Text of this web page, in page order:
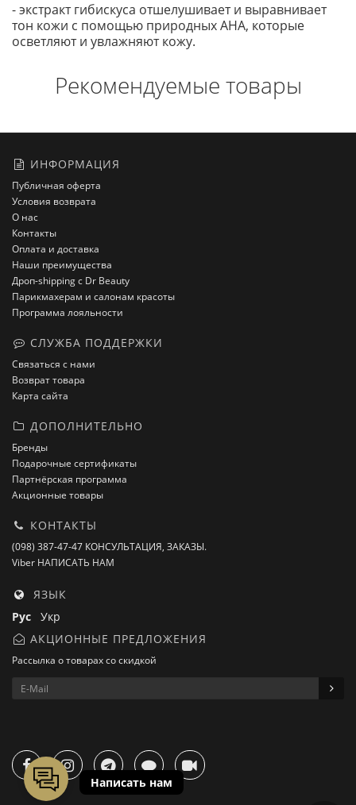
- экстракт гибискуса отшелушивает и выравнивает
тон кожи с помощью природных AHA, которые
осветляют и увлажняют кожу.
Рекомендуемые товары
ИНФОРМАЦИЯ
Публичная оферта
Условия возврата
О нас
Контакты
Оплата и доставка
Наши преимущества
Дроп-shipping с Dr Beauty
Парикмахерам и салонам красоты
Программа лояльности
СЛУЖБА ПОДДЕРЖКИ
Связаться с нами
Возврат товара
Карта сайта
ДОПОЛНИТЕЛЬНО
Бренды
Подарочные сертификаты
Партнёрская программа
Акционные товары
КОНТАКТЫ
(098) 387-47-47 КОНСУЛЬТАЦИЯ, ЗАКАЗЫ.
Viber НАПИСАТЬ НАМ
ЯЗЫК
Рус Укр
АКЦИОННЫЕ ПРЕДЛОЖЕНИЯ
Рассылка о товарах со скидкой